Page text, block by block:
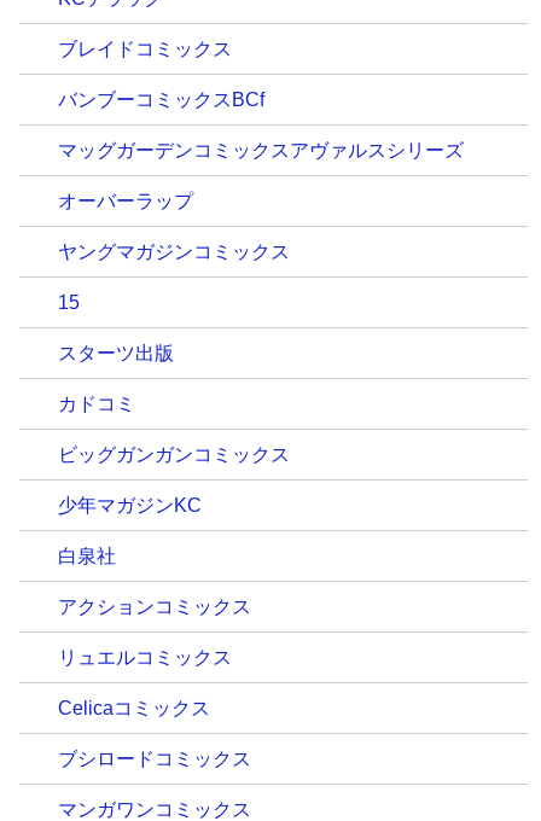
ブレイドコミックス
バンブーコミックスBCf
マッグガーデンコミックスアヴァルスシリーズ
オーバーラップ
ヤングマガジンコミックス
15
スターツ出版
カドコミ
ビッグガンガンコミックス
少年マガジンKC
白泉社
アクションコミックス
リュエルコミックス
Celicaコミックス
ブシロードコミックス
マンガワンコミックス